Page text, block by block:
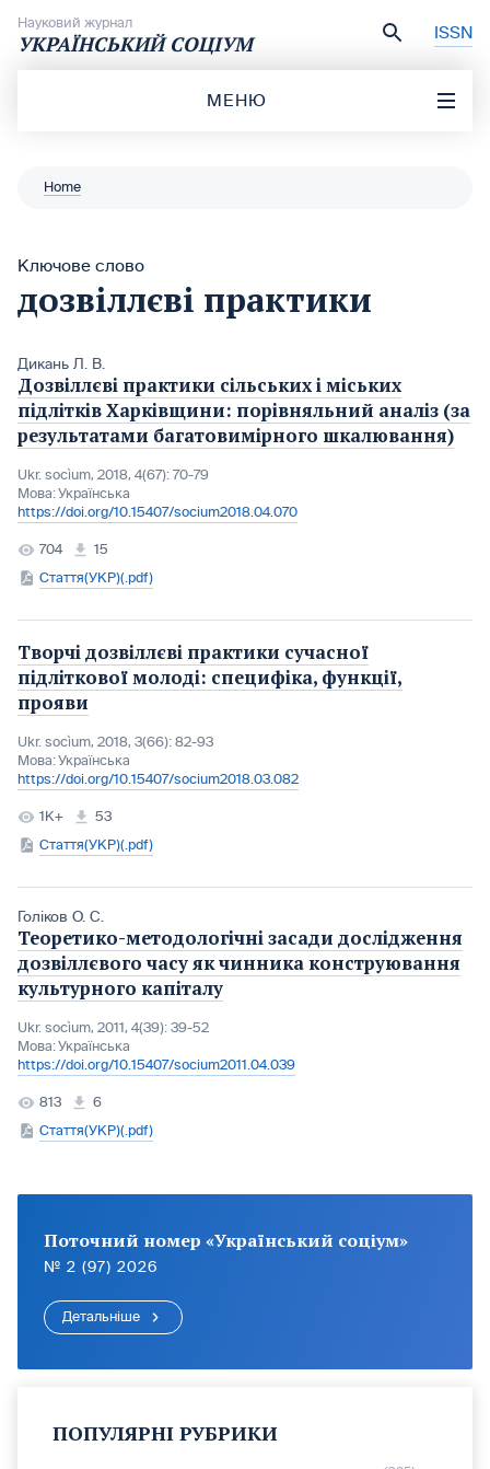
Науковий журнал
УКРАЇНСЬКИЙ СОЦІУМ ISSN
МЕНЮ
Home
Ключове слово
дозвіллєві практики
Дикань Л. В.
Дозвіллєві практики сільських і міських
підлітків Харківщини: порівняльний аналіз (за
результатами багатовимірного шкалювання)
Ukr. socìum, 2018, 4(67): 70-79
Мова:Українська
https://doi.org/10.15407/socium2018.04.070
704
15
Стаття(УКР)(.pdf)
Творчі дозвіллєві практики сучасної
підліткової молоді: специфіка, функції,
прояви
Ukr. socìum, 2018, 3(66): 82-93
Мова:Українська
https://doi.org/10.15407/socium2018.03.082
1K+
53
Стаття(УКР)(.pdf)
Голіков О. С.
Теоретико-методологічні засади дослідження
дозвіллєвого часу як чинника конструювання
культурного капіталу
Ukr. socìum, 2011, 4(39): 39-52
Мова:Українська
https://doi.org/10.15407/socium2011.04.039
813
6
Стаття(УКР)(.pdf)
Поточний номер «Український соціум»
№ 2 (97) 2026
Детальніше
ПОПУЛЯРНІ РУБРИКИ